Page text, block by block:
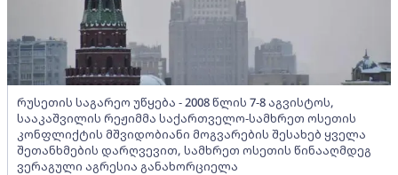
რუსეთის საგარეო უწყება - 2008 წლის 7-8 აგვისტოს,
სააკაშვილის რეჟიმმა საქართველო-სამხრეთ ოსეთის
კონფლიქტის მშვიდობიანი მოგვარების შესახებ ყველა
შეთანხმების დარღვევით, სამხრეთ ოსეთის წინააღმდეგ
ვერაგული აგრესია განახორციელა